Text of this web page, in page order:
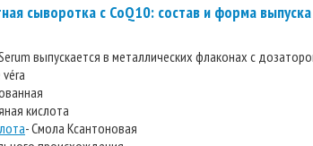
сыворотка с CoQ10: состав и форма выпуска
выпускается в металлических флаконах с
véra
кислота
- Смола Ксантоновая